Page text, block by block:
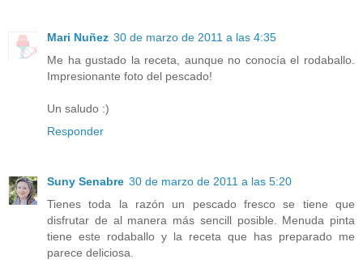
Mari Nuñez 30 de marzo de 2011 a las 4:35
Me ha gustado la receta, aunque no conocía el rodaballo.
Impresionante foto del pescado!
Un saludo :)
Responder
Suny Senabre 30 de marzo de 2011 a las 5:20
Tienes toda la razón un pescado fresco se tiene que
disfrutar de al manera más sencill posible. Menuda pinta
tiene este rodaballo y la receta que has preparado me
parece deliciosa.